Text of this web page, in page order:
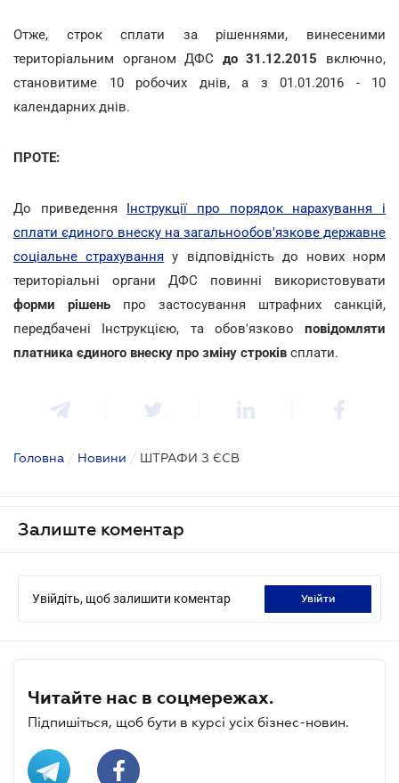
Отже, строк сплати за рішеннями, винесеними
територіальним органом ДФС до 31.12.2015 включно,
становитиме 10 робочих днів, а з 01.01.2016 - 10
календарних днів.
ПРОТЕ:
До приведення Інструкції про порядок нарахування і
сплати єдиного внеску на загальнообов'язкове державне
соціальне страхування у відповідність до нових норм
територіальні органи ДФС повинні використовувати
форми рішень про застосування штрафних санкцій,
передбачені Інструкцією, та обов'язково повідомляти
платника єдиного внеску про зміну строків сплати.
Головна / Новини / ШТРАФИ З ЄСВ
Залиште коментар
Увійдіть, щоб залишити коментар увійти
Читайте нас в соцмережах.
Підпишіться, щоб бути в курсі усіх бізнес-новин.